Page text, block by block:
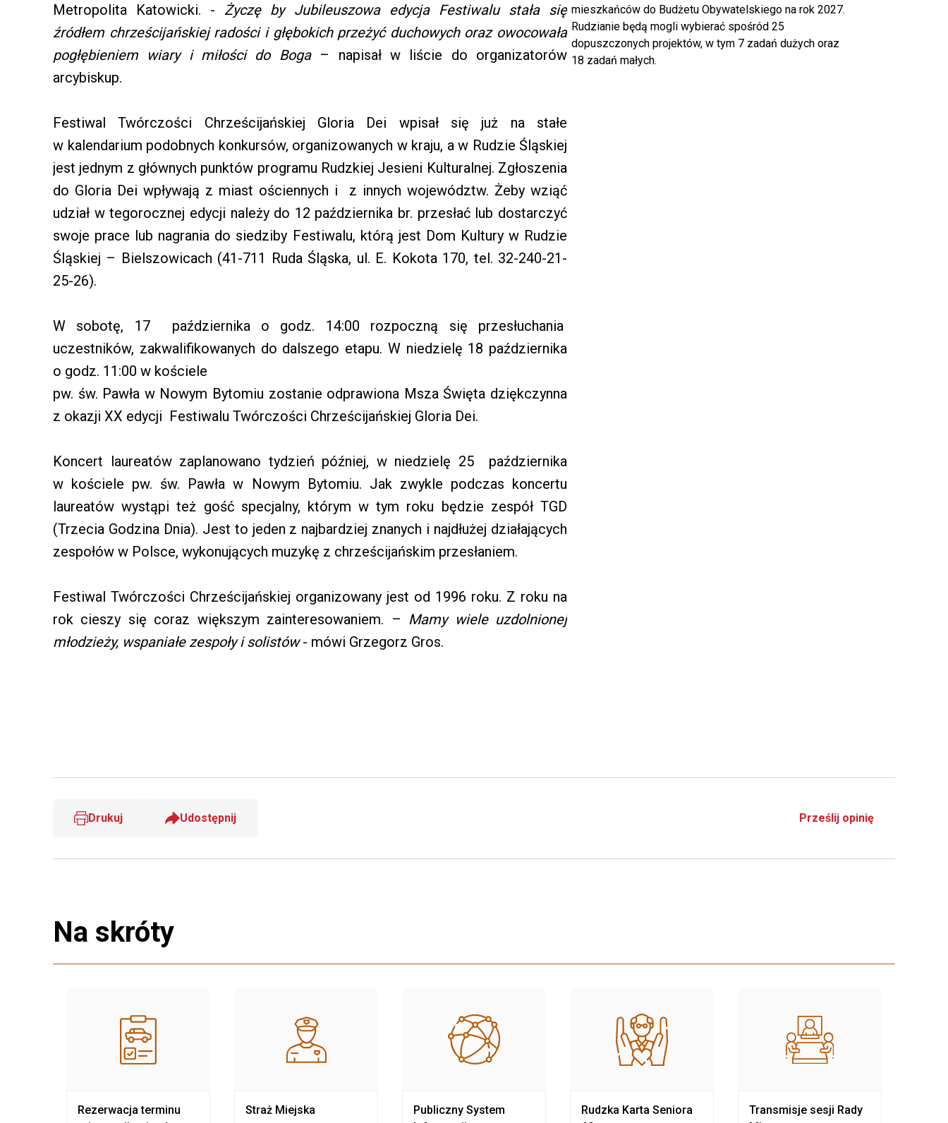
Metropolita Katowicki. - Życzę by Jubileuszowa edycja Festiwalu stała się
źródłem chrześcijańskiej radości i głębokich przeżyć duchowych oraz owocowała
pogłębieniem wiary i miłości do Boga – napisał w liście do organizatorów
arcybiskup.
Festiwal Twórczości Chrześcijańskiej Gloria Dei wpisał się już na stałe
w kalendarium podobnych konkursów, organizowanych w kraju, a w Rudzie Śląskiej
jest jednym z głównych punktów programu Rudzkiej Jesieni Kulturalnej. Zgłoszenia
do Gloria Dei wpływają z miast ościennych i z innych województw. Żeby wziąć
udział w tegorocznej edycji należy do 12 października br. przesłać lub dostarczyć
swoje prace lub nagrania do siedziby Festiwalu, którą jest Dom Kultury w Rudzie
Śląskiej – Bielszowicach (41-711 Ruda Śląska, ul. E. Kokota 170, tel. 32-240-21-
25-26).
W sobotę, 17 października o godz. 14:00 rozpoczną się przesłuchania
uczestników, zakwalifikowanych do dalszego etapu. W niedzielę 18 października
o godz. 11:00 w kościele
pw. św. Pawła w Nowym Bytomiu zostanie odprawiona Msza Święta dziękczynna
z okazji XX edycji Festiwalu Twórczości Chrześcijańskiej Gloria Dei.
Koncert laureatów zaplanowano tydzień później, w niedzielę 25 października
w kościele pw. św. Pawła w Nowym Bytomiu. Jak zwykle podczas koncertu
laureatów wystąpi też gość specjalny, którym w tym roku będzie zespół TGD
(Trzecia Godzina Dnia). Jest to jeden z najbardziej znanych i najdłużej działających
zespołów w Polsce, wykonujących muzykę z chrześcijańskim przesłaniem.
Festiwal Twórczości Chrześcijańskiej organizowany jest od 1996 roku. Z roku na
rok cieszy się coraz większym zainteresowaniem. – Mamy wiele uzdolnionej
młodzieży, wspaniałe zespoły i solistów- mówi Grzegorz Gros.
mieszkańców do Budżetu Obywatelskiego na rok 2027.
Rudzianie będą mogli wybierać spośród 25
dopuszczonych projektów, w tym 7 zadań dużych oraz
18 zadań małych.
Drukuj Udostępnij Prześlij opinię
Na skróty
Rezerwacja terminu
Straż Miejska
Publiczny System
Rudzka Karta Seniora
Transmisje sesji Rady